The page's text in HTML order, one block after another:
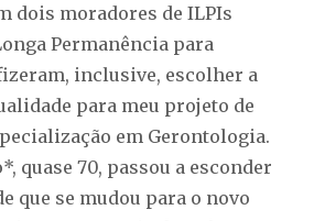
dois moradores de ILPIs
Permanência para
inclusive, escolher a
para meu projeto de
em Gerontologia.
quase 70, passou a esconder
que se mudou para o novo